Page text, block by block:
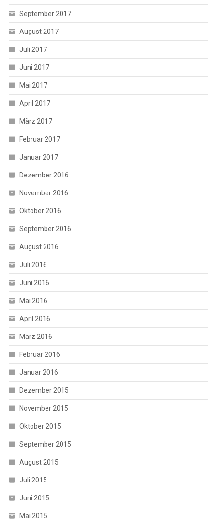
September 2017
August 2017
Juli 2017
Juni 2017
Mai 2017
April 2017
März 2017
Februar 2017
Januar 2017
Dezember 2016
November 2016
Oktober 2016
September 2016
August 2016
Juli 2016
Juni 2016
Mai 2016
April 2016
März 2016
Februar 2016
Januar 2016
Dezember 2015
November 2015
Oktober 2015
September 2015
August 2015
Juli 2015
Juni 2015
Mai 2015